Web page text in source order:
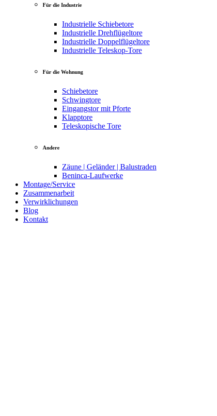
Für die Industrie
Industrielle Schiebetore
Industrielle Drehflügeltore
Industrielle Doppelflügeltore
Industrielle Teleskop-Tore
Für die Wohnung
Schiebetore
Schwingtore
Eingangstor mit Pforte
Klapptore
Teleskopische Tore
Andere
Zäune | Geländer | Balustraden
Beninca-Laufwerke
Montage/Service
Zusammenarbeit
Verwirklichungen
Blog
Kontakt